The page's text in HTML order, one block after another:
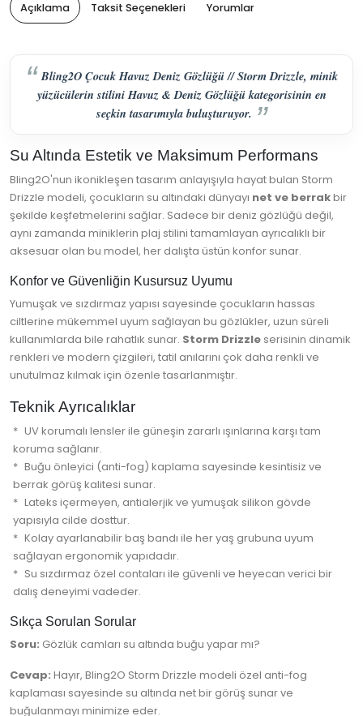
Açıklama Taksit Seçenekleri Yorumlar
Bling2O Çocuk Havuz Deniz Gözlüğü // Storm Drizzle, minik
yüzücülerin stilini Havuz & Deniz Gözlüğü kategorisinin en
seçkin tasarımıyla buluşturuyor.
Su Altında Estetik ve Maksimum Performans
Bling2O'nun ikonikleşen tasarım anlayışıyla hayat bulan Storm
Drizzle modeli, çocukların su altındaki dünyayı net ve berrakbir
şekilde keşfetmelerini sağlar. Sadece bir deniz gözlüğü değil,
aynı zamanda miniklerin plaj stilini tamamlayan ayrıcalıklı bir
aksesuar olan bu model, her dalışta üstün konfor sunar.
Konfor ve Güvenliğin Kusursuz Uyumu
Yumuşak ve sızdırmaz yapısı sayesinde çocukların hassas
ciltlerine mükemmel uyum sağlayan bu gözlükler, uzun süreli
kullanımlarda bile rahatlık sunar. Storm Drizzle serisinin dinamik
renkleri ve modern çizgileri, tatil anılarını çok daha renkli ve
unutulmaz kılmak için özenle tasarlanmıştır.
Teknik Ayrıcalıklar
UV korumalı lensler ile güneşin zararlı ışınlarına karşı tam
koruma sağlanır.
Buğu önleyici (anti-fog) kaplama sayesinde kesintisiz ve
berrak görüş kalitesi sunar.
Lateks içermeyen, antialerjik ve yumuşak silikon gövde
yapısıyla cilde dosttur.
Kolay ayarlanabilir baş bandı ile her yaş grubuna uyum
sağlayan ergonomik yapıdadır.
Su sızdırmaz özel contaları ile güvenli ve heyecan verici bir
dalış deneyimi vadeder.
Sıkça Sorulan Sorular
Soru: Gözlük camları su altında buğu yapar mı?
Cevap: Hayır, Bling2O Storm Drizzle modeli özel anti-fog
kaplaması sayesinde su altında net bir görüş sunar ve
buğulanmayı minimize eder.